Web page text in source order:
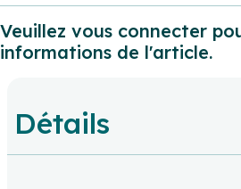
Veuillez vous connecter
informations de l'article.
Détails